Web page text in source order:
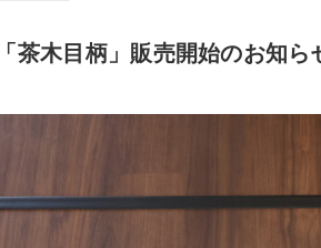
茶木目柄」販売開始のお知ら